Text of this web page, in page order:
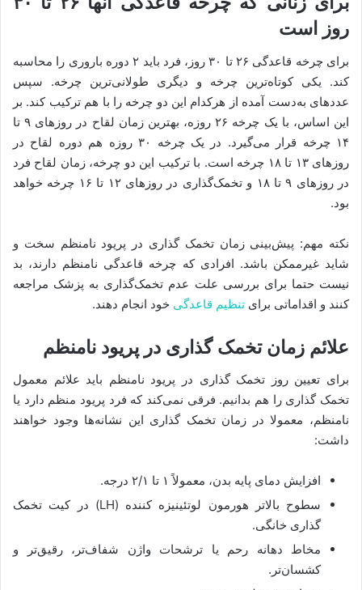
روز است
برای چرخه قاعدگی ۲۶ تا ۳۰ روز، فرد باید ۲ دوره باروری را محاسبه
کند. یکی کوتاه‌ترین چرخه و دیگری طولانی‌ترین چرخه. سپس
عددهای به‌دست آمده از هرکدام این دو چرخه را با هم ترکیب کند. بر
این اساس، با یک چرخه ۲۶ روزه، بهترین زمان لقاح در روزهای ۹ تا
۱۴ چرخه قرار می‌گیرد. در یک چرخه ۳۰ روزه هم دوره لقاح در
روزهای ۱۳ تا ۱۸ چرخه است. با ترکیب این دو چرخه، زمان لقاح فرد
در روزهای ۹ تا ۱۸ و تخمک‌گذاری در روزهای ۱۲ تا ۱۶ چرخه خواهد
بود.
نکته مهم: پیش‌بینی زمان تخمک گذاری در پریود نامنظم سخت و
شاید غیرممکن باشد. افرادی که چرخه قاعدگی نامنظم دارند، بد
نیست حتما برای بررسی علت عدم تخمک‌گذاری به پزشک مراجعه
کنند و اقداماتی برای تنظیم قاعدگی خود انجام دهند.
علائم زمان تخمک گذاری در پریود نامنظم
برای تعیین روز تخمک گذاری در پریود نامنظم باید علائم معمول
تخمک گذاری را هم بدانیم. فرقی نمی‌کند که فرد پریود منظم دارد یا
نامنظم، معمولا در زمان تخمک گذاری این نشانه‌ها وجود خواهند
داشت:
افزایش دمای پایه بدن، معمولاً ۱ تا ۲/۱ درجه.
سطوح بالاتر هورمون لوتئینیزه کننده (LH) در کیت تخمک
گذاری خانگی.
مخاط دهانه رحم یا ترشحات واژن شفاف‌تر، رقیق‌تر و
کشسان‌تر.